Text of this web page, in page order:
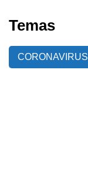
Temas
CORONAVIRUS